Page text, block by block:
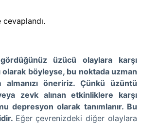
üzücü olaylara karşı
böyleyse, bu noktada uzman
almanızı öneririz. Çünkü üzüntü
zevk alınan etkinliklere karşı
depresyon olarak tanımlanır. Bu
Eğer çevrenizdeki diğer olaylara